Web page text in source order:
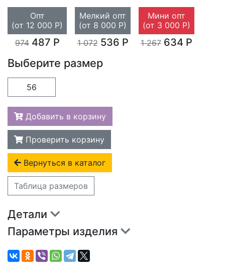
Опт
(от 12 000 Р)
974487 Р
Мелкий опт
(от 8 000 Р)
1 072536 Р
Мини опт
(от 3 000 Р)
1 267 634 Р
Выберите размер
56
Добавить в корзину
Проверить корзину
Вернуться в каталог
Таблица размеров
Детали
Параметры изделия